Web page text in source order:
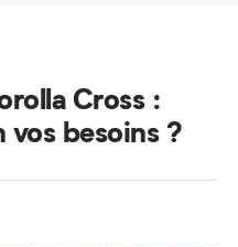
Cross :
vos besoins ?